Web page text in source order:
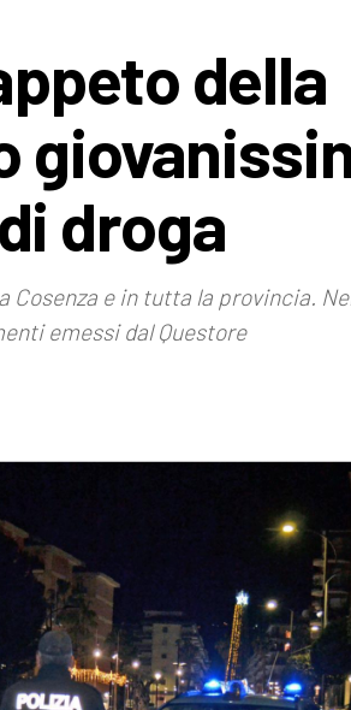
della
droga
e in tutta la provincia.
emessi dal Questore